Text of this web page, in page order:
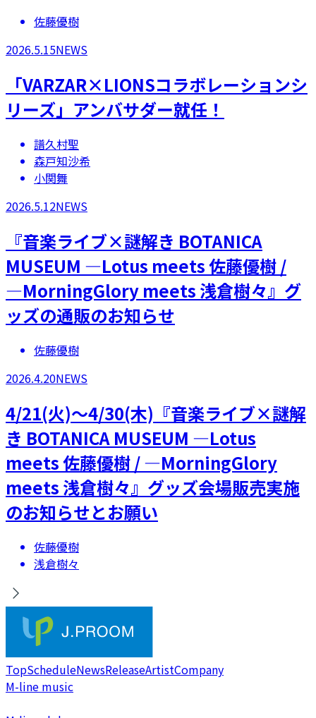
佐藤優樹
2026.5.15NEWS
「VARZAR×LIONSコラボレーションシ
リーズ」アンバサダー就任！
譜久村聖
森戸知沙希
小関舞
2026.5.12NEWS
『音楽ライブ×謎解き BOTANICA
MUSEUM ―Lotus meets 佐藤優樹 /
―MorningGlory meets 浅倉樹々』グ
ッズの通販のお知らせ
佐藤優樹
2026.4.20NEWS
4/21(火)～4/30(木)『音楽ライブ×謎解
き BOTANICA MUSEUM ―Lotus
meets 佐藤優樹 / ―MorningGlory
meets 浅倉樹々』グッズ会場販売実施
のお知らせとお願い
佐藤優樹
浅倉樹々
TopScheduleNewsReleaseArtistCompany
M-line music